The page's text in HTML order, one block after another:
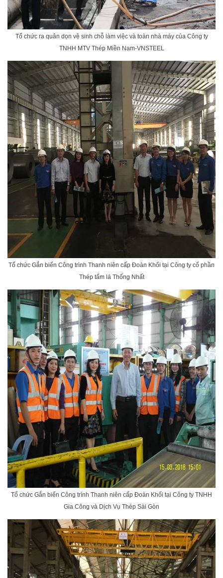
Tổ chức ra quân dọn vệ sinh chỗ làm việc và toàn nhà máy của Công ty
TNHH MTV Thép Miền Nam-VNSTEEL
Tổ chức Gắn biển Công trình Thanh niên cấp Đoàn Khối tại Công ty cổ phần
Thép tấm lá Thống Nhất
Tổ chức Gắn biển Công trình Thanh niên cấp Đoàn Khối tại Công ty TNHH
Gia Công và Dịch Vụ Thép Sài Gòn